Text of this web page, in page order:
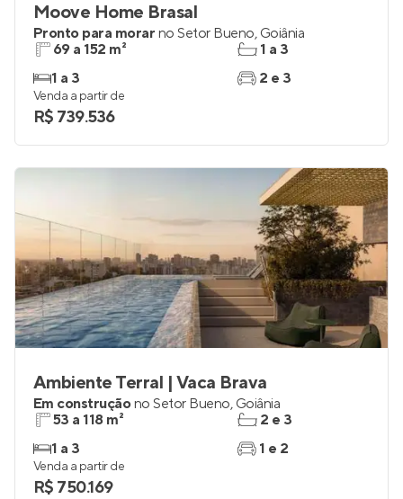
Moove Home Brasal
Pronto para morar no Setor Bueno, Goiânia
69 a 152 m²
1 a 3
1 a 3
2 e 3
Venda a partir de
R$ 739.536
Ambiente Terral | Vaca Brava
Em construçãono Setor Bueno, Goiânia
53 a 118 m²
1 a 3
2 e 3
1 e 2
Venda a partir de
R$ 750.169